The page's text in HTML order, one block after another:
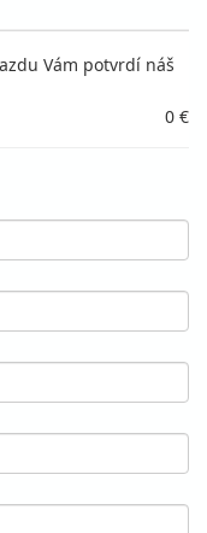
Vám potvrdí náš
0 €